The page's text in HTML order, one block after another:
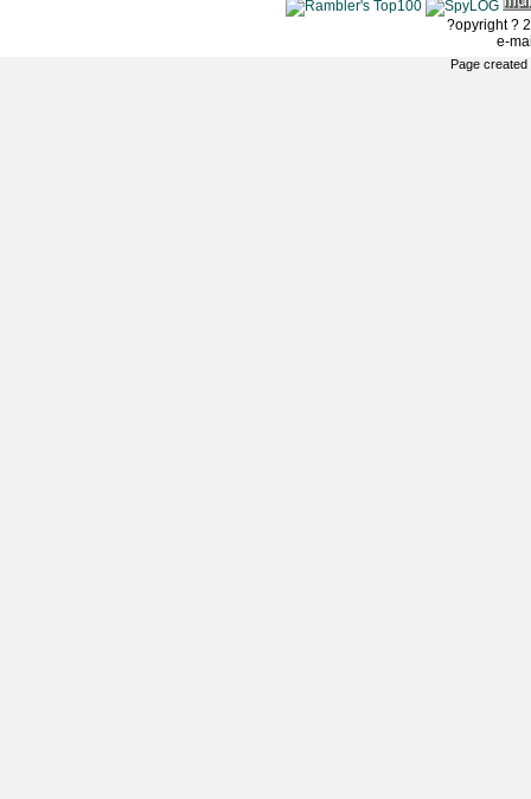
?opyright ?
e-
Page